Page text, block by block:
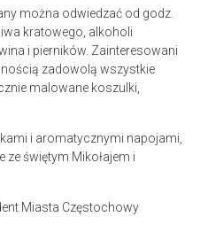
można odwiedzać od godz.
kratowego, alkoholi
i pierników. Zainteresowani
zadowolą wszystkie
malowane koszulki,
i aromatycznymi napojami,
świętym Mikołajem i
Miasta Częstochowy